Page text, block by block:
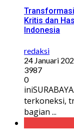
Kritis dan
Indonesia
redaksi
24 Januari
3987
0
terkoneksi,
bagian ...